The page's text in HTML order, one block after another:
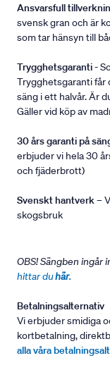
Ansvarsfull
svensk gran och är
som tar hänsyn till
Trygghetsgaranti-
Trygghetsgaranti får
säng i ett halvår. Är
Gäller vid köp av
30 års garanti på
erbjuder vi hela 30
och fjäderbrott)
Svenskt hantverk–
skogsbruk
OBS! Sängben ingår
hittar duhär.
Betalningsalternativ
Vi erbjuder smidiga
kortbetalning,
alla våra